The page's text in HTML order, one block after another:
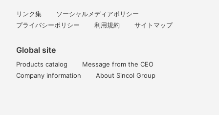
リンク集
ソーシャルメディアポリシー
プライバシーポリシー
利用規約 サイトマップ
Global site
Products catalog
Message from the CEO
Company information
About Sincol Group